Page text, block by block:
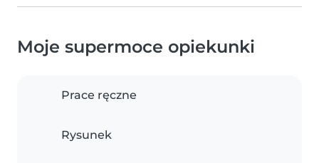
Moje supermoce opiekunki
Prace ręczne
Rysunek